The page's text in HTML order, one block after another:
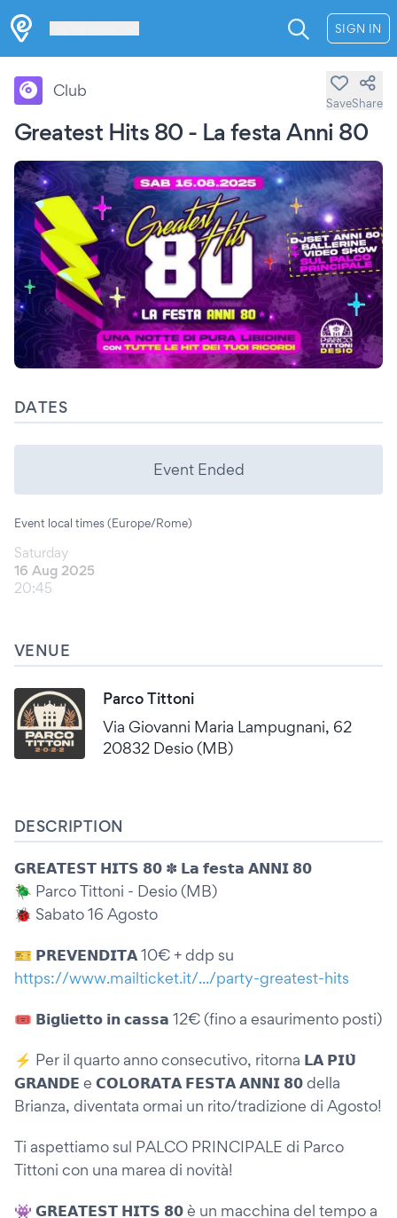
SIGN IN
Greatest Hits 80 - La festa Anni 80
Club
SaveShare
DATES
Event Ended
Event local times (Europe/Rome)
Saturday
16 Aug 2025
20:45
VENUE
Parco Tittoni
Via Giovanni Maria Lampugnani, 62
20832 Desio (MB)
DESCRIPTION
𝗚𝗥𝗘𝗔𝗧𝗘𝗦𝗧 𝗛𝗜𝗧𝗦 𝟴𝟬 ✽ 𝗟𝗮 𝗳𝗲𝘀𝘁𝗮 𝗔𝗡𝗡𝗜 𝟴𝟬
🪲 Parco Tittoni - Desio (MB)
🐞 Sabato 16 Agosto
🎫 𝗣𝗥𝗘𝗩𝗘𝗡𝗗𝗜𝗧𝗔 10€ + ddp su
https://www.mailticket.it/.../party-greatest-hits
️️🎟️ 𝗕𝗶𝗴𝗹𝗶𝗲𝘁𝘁𝗼 𝗶𝗻 𝗰𝗮𝘀𝘀𝗮 12€ (fino a esaurimento posti)
⚡ Per il quarto anno consecutivo, ritorna 𝗟𝗔 𝗣𝗜𝗨̀
𝗚𝗥𝗔𝗡𝗗𝗘 e 𝗖𝗢𝗟𝗢𝗥𝗔𝗧𝗔 𝗙𝗘𝗦𝗧𝗔 𝗔𝗡𝗡𝗜 𝟴𝟬 della
Brianza, diventata ormai un rito/tradizione di Agosto!
Ti aspettiamo sul PALCO PRINCIPALE di Parco
Tittoni con una marea di novità!
👾 𝗚𝗥𝗘𝗔𝗧𝗘𝗦𝗧 𝗛𝗜𝗧𝗦 𝟴𝟬 è un macchina del tempo a